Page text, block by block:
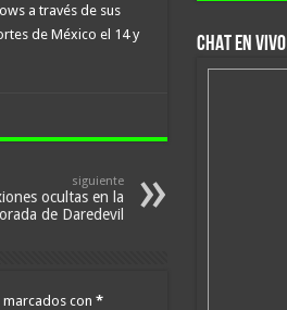
a través de sus
de México el 14 y
siguiente
ocultas en la
de Daredevil
con *
CHAT EN VIVO